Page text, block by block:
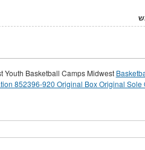
Youth Basketball Camps Midwest
852396-920 Original Box Original